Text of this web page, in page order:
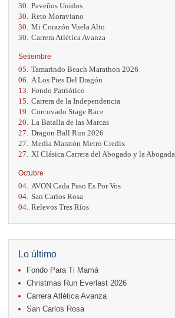
30. Paveños Unidos
30. Reto Moraviano
30. Mi Corazón Vuela Alto
30. Carrera Atlética Avanza
Setiembre
05. Tamarindo Beach Marathon 2026
06.
A Los Pies Del Dragón
13. Fondo Patriótico
15. Carrera de la Independencia
19. Corcovado Stage Race
20. La Batalla de las Marcas
27. Dragon Ball Run 2026
27. Media Maratón Metro Credix
27.
XI Clásica Carrera del Abogado y la Abogada
Octubre
04. AVON Cada Paso Es Por Vos
04. San Carlos Rosa
04. Relevos Tres Ríos
17. Caribe Paradise Run
18.
Casa Turire Trail Run
18. Warriors Run Circuit
18. Samsung Jacó Beach Half Marathon 2026
25. KRun by Under Armour
25. Run Alajuela
Lo último
Fondo Para Ti Mamá
Christmas Run Everlast 2026
Carrera Atlética Avanza
San Carlos Rosa